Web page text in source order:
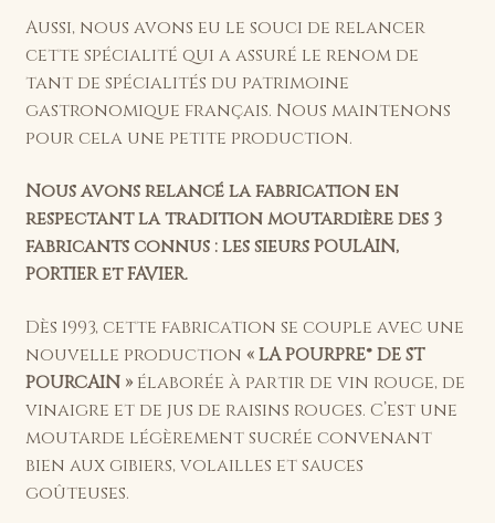
Aussi, nous avons eu le souci de relancer
cette spécialité qui a assuré le renom de
tant de spécialités du patrimoine
gastronomique français. Nous maintenons
pour cela une petite production.
Nous avons relancé la fabrication en
respectant la tradition moutardière des 3
fabricants connus : les sieurs POULAIN,
PORTIER et FAVIER.
Dès 1993, cette fabrication se couple avec une
nouvelle production « LA POURPRE® DE ST
POURCAIN »élaborée à partir de vin rouge, de
vinaigre et de jus de raisins rouges. C’est une
moutarde légèrement sucrée convenant
bien aux gibiers, volailles et sauces
goûteuses.